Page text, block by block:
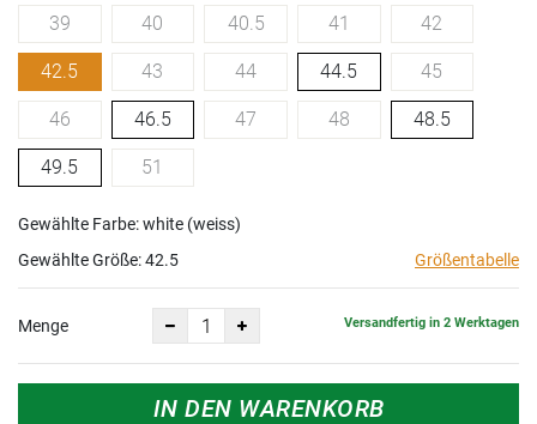
39 40 40.5 41 42
42.5 43 44 44.5 45
46 46.5 47 48 48.5
49.5 51
Gewählte Farbe: white (weiss)
Gewählte Größe:42.5 Größentabelle
Menge Versandfertig in 2 Werktagen
IN DEN WARENKORB